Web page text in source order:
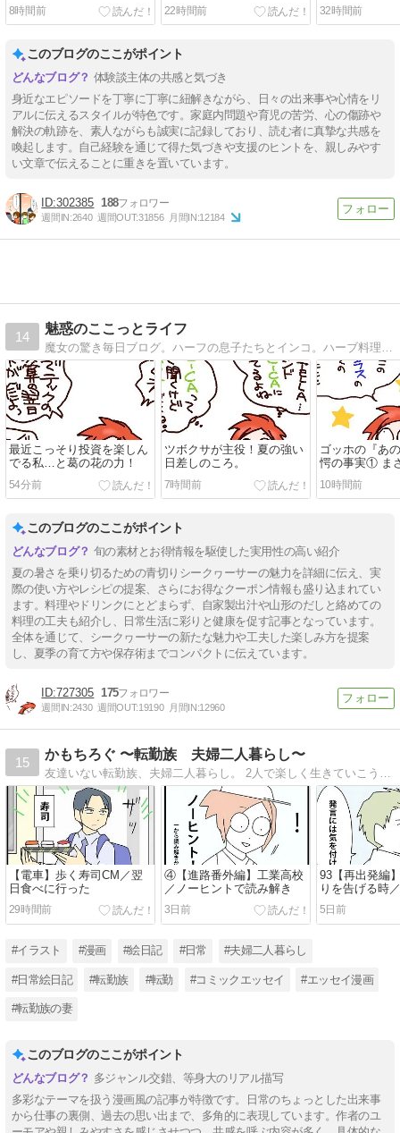
8時間前
22時間前
32時間前
このブログのここがポイント
体験談主体の共感と気づき
身近なエピソードを丁寧に丁寧に紐解きながら、日々の出来事や心情をリ
アルに伝えるスタイルが特色です。家庭内問題や育児の苦労、心の傷跡や
解決の軌跡を、素人ながらも誠実に記録しており、読む者に真摯な共感を
喚起します。自己経験を通じて得た気づきや支援のヒントを、親しみやす
い文章で伝えることに重きを置いています。
302385 188
週間IN:2640 週間OUT:31856 月間IN:12184
14
魅惑のここっとライフ
魔女の驚き毎日ブログ。ハーフの息子たちとインコ。ハーブ料理本出版しました！
最近こっそり投資を楽しん
でる私…と葛の花の力！
54分前
ツボクサが主役！夏の強い
日差しのころ。
7時間前
ゴッホの『あ
愕の事実① ま
げ隠し・不正
10時間前
このブログのここがポイント
旬の素材とお得情報を駆使した実用性の高い紹介
夏の暑さを乗り切るための青切りシークヮーサーの魅力を詳細に伝え、実
際の使い方やレシピの提案、さらにお得なクーポン情報も盛り込まれてい
ます。料理やドリンクにとどまらず、自家製出汁や山形のだしと絡めての
料理の工夫も紹介し、日常生活に彩りと健康を促す記事となっています。
全体を通じて、シークヮーサーの新たな魅力や工夫した楽しみ方を提案
し、夏季の育て方や保存術までコンパクトに伝えています。
727305 175
週間IN:2430 週間OUT:19190 月間IN:12960
15
かもちろぐ 〜転勤族 夫婦二人暮らし〜
【電車】歩く寿司CM／翌
日食べに行った
29時間前
④【進路番外編】工業高校
／ノーヒントで読み解き
3日前
93【再出発編
りを告げる時
なる時９
5日前
#イラスト #漫画 #絵日記 #日常 #夫婦二人暮らし
#日常絵日記 #転勤族 #転勤 #コミックエッセイ #エッセイ漫画
#転勤族の妻
このブログのここがポイント
多ジャンル交錯、等身大のリアル描写
多彩なテーマを扱う漫画風の記事が特徴です。日常のちょっとした出来事
から仕事の裏側、過去の思い出まで、多角的に表現しています。作者のユ